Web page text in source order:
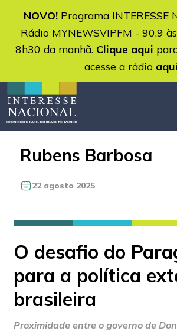
NOVO!Programa INTERESSE
Rádio MYNEWSVIPFM - 90.9
8h30 da manhã. Clique aqui
acesse a rádio aqui
Rubens Barbosa
22 agosto 2025
O desafio do
para a política
brasileira
Proximidade entre o governo de